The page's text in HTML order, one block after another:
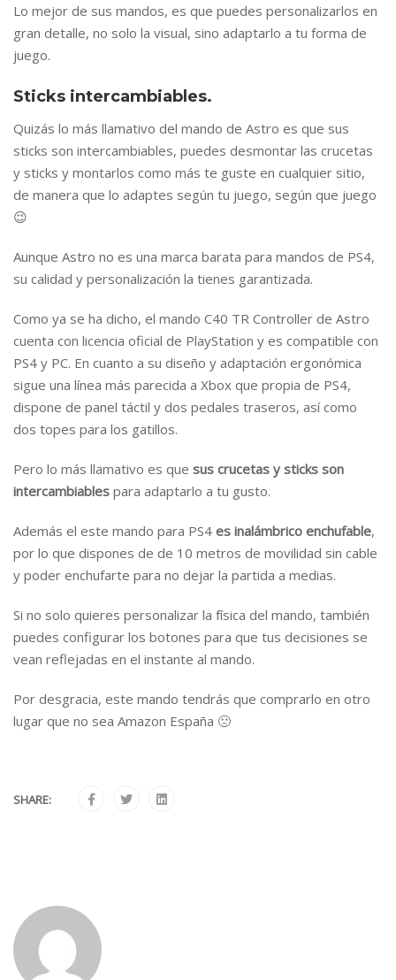
Lo mejor de sus mandos, es que puedes personalizarlos en
gran detalle, no solo la visual, sino adaptarlo a tu forma de
juego.
Sticks intercambiables.
Quizás lo más llamativo del mando de Astro es que sus
sticks son intercambiables, puedes desmontar las crucetas
y sticks y montarlos como más te guste en cualquier sitio,
de manera que lo adaptes según tu juego, según que juego
😉
Aunque Astro no es una marca barata para mandos de PS4,
su calidad y personalización la tienes garantizada.
Como ya se ha dicho, el mando C40 TR Controller de Astro
cuenta con licencia oficial de PlayStation y es compatible con
PS4 y PC. En cuanto a su diseño y adaptación ergonómica
sigue una línea más parecida a Xbox que propia de PS4,
dispone de panel táctil y dos pedales traseros, así como
dos topes para los gatillos.
Pero lo más llamativo es que sus crucetas y sticks son
intercambiables para adaptarlo a tu gusto.
Además el este mando para PS4 es inalámbrico enchufable,
por lo que dispones de de 10 metros de movilidad sin cable
y poder enchufarte para no dejar la partida a medias.
Si no solo quieres personalizar la física del mando, también
puedes configurar los botones para que tus decisiones se
vean reflejadas en el instante al mando.
Por desgracia, este mando tendrás que comprarlo en otro
lugar que no sea Amazon España 🙁
SHARE: